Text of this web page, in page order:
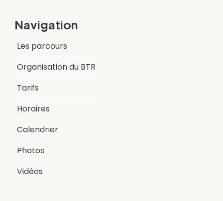
Navigation
Les parcours
Organisation du BTR
Tarifs
Horaires
Calendrier
Photos
Vidéos